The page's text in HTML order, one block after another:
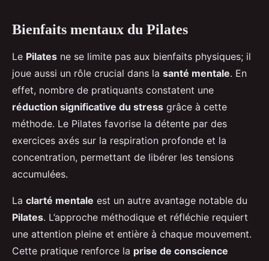
Bienfaits mentaux du Pilates
Le Pilates ne se limite pas aux bienfaits physiques; il
joue aussi un rôle crucial dans la santé mentale. En
effet, nombre de pratiquants constatent une
réduction significative du stress grâce à cette
méthode. Le Pilates favorise la détente par des
exercices axés sur la respiration profonde et la
concentration, permettant de libérer les tensions
accumulées.
La clarté mentale est un autre avantage notable du
Pilates. L’approche méthodique et réfléchie requiert
une attention pleine et entière à chaque mouvement.
Cette pratique renforce la prise de conscience